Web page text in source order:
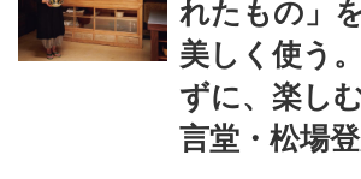
れたもの」
美しく使う
ずに、楽し
言堂・松場